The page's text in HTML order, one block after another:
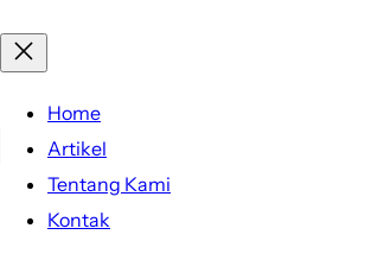
Home
Artikel
Tentang Kami
Kontak